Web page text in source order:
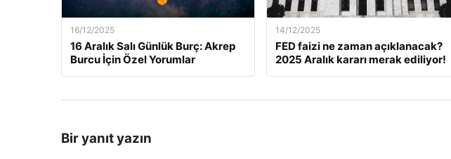
16/12/2025
16 Aralık Salı Günlük Burç: Akrep
Burcu İçin Özel Yorumlar
14/12/2025
FED faizi ne zaman açıklanacak?
2025 Aralık kararı merak ediliyor!
Bir yanıt yazın